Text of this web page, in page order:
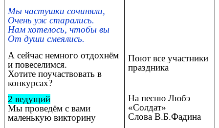
Мы частушки сочиняли,
Очень уж старались.
Нам хотелось, чтобы вы
От души смеялись.
А сейчас немного отдохнём
и повеселимся.
Хотите поучаствовать в
конкурсах?
2 ведущий
Мы проведём с вами
маленькую викторину
Поют все участники
праздника
На песню Любэ
«Солдат»
Слова В.Б.Фадина